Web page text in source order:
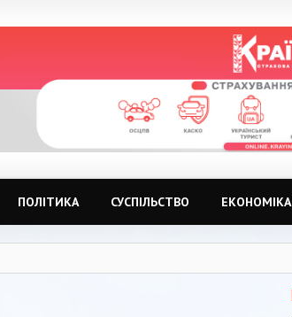
ПОЛІТИКА СУСПІЛЬСТВО ЕКОНОМІКА